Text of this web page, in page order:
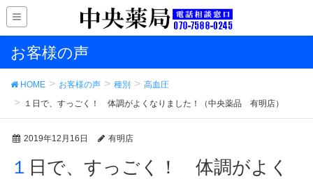
お客様の声
HOME お客様の声 種別
高血圧
１日で、すっごく！ 体調がよくなりました！（中央薬品 有明店）
2019年12月16日 有明店
１日で、すっごく！ 体調がよく